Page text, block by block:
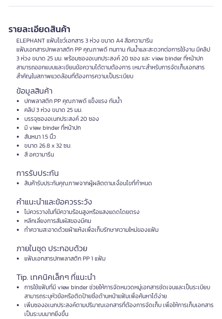
รายละเอียดสินค้า
ELEPHANT แฟ้มโชว์เอกสาร 3 ห่วง ขนาด A4 สีอความารีน
แฟ้มเอกสารปกพลาสติก PP คุณภาพดี ทนทาน กันน้ำและสะดวกต่อการใช้งาน มีคลิป
3 ห่วง ขนาด 25 มม. พร้อมซองอเนกประสงค์ 20 ซอง และ view binder ที่หน้าปก
สามารถออกแบบและเขียนข้อความได้ตามต้องการ เหมาะสำหรับการจัดเก็บเอกสาร
สำคัญในสภาพแวดล้อมที่ต้องการความเป็นระเบียบ
ข้อมูลสินค้า
ปกพลาสติก PP คุณภาพดี แข็งแรง กันน้ำ
คลิป 3 ห่วง ขนาด 25 มม.
บรรจุซองอเนกประสงค์ 20 ซอง
มี view binder ที่หน้าปก
สันหนา 1.5 นิ้ว
ขนาด 26.8 x 32 ซม.
สี อความารีน
การรับประกัน
สินค้ารับประกันคุณภาพจากผู้ผลิตตามเงื่อนไขที่กำหนด
คำแนะนำและข้อควรระวัง
ไม่ควรวางในที่มีความร้อนสูงหรือแสงแดดโดยตรง
หลีกเลี่ยงการสัมผัสของมีคม
ทำความสะอาดด้วยผ้าแห้งเพื่อเก็บรักษาความใหม่ของแฟ้ม
ภายในชุด ประกอบด้วย
แฟ้มเอกสารปกพลาสติก PP 1 แฟ้ม
Tip. เทคนิคเล็กๆ ที่แนะนำ
การใช้แฟ้มที่มี view binder ช่วยให้การจัดหมวดหมู่เอกสารชัดเจนและเป็นระเบียบ
สามารถระบุหัวข้อหรือติดป้ายชื่อด้านหน้าแฟ้มเพื่อค้นหาได้ง่าย
เพิ่มซองอเนกประสงค์ตามปริมาณเอกสารที่ต้องการจัดเก็บ เพื่อให้การเก็บเอกสาร
เป็นระบบมากยิ่งขึ้น